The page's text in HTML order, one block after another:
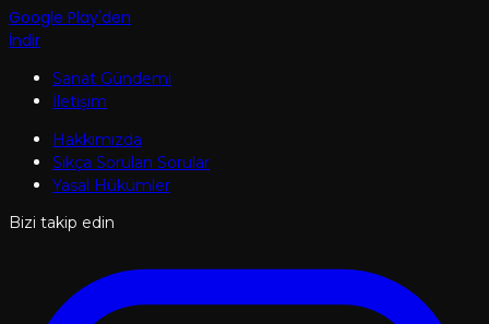
Google Play'den
İndir
Sanat Gündemi
İletişim
Hakkımızda
Sıkça Sorulan Sorular
Yasal Hükümler
Bizi takip edin